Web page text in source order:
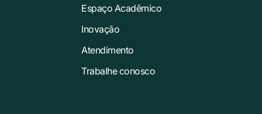
Espaço Acadêmico
Inovação
Atendimento
Trabalhe conosco